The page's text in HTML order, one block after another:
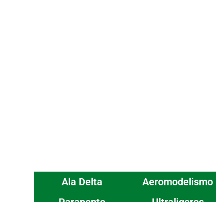
Ala Delta Aeromodelismo